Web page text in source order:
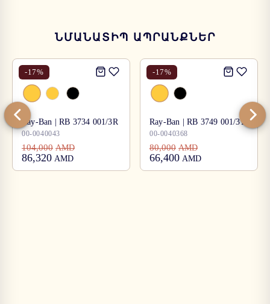
ՆՄԱՆԱՏԻՊ ԱՊՐԱՆՔՆԵՐ
-17%
Ray-Ban | RB 3734 001/3R
00-0040043
104,000 AMD
86,320 AMD
-17%
Ray-Ban | RB 3749 001/31
00-0040368
80,000 AMD
66,400 AMD